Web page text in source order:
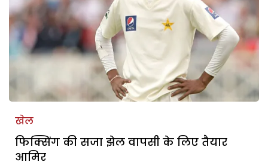
खेल
फिक्सिंग की सजा झेल वापसी के लिए तैयार
आमिर